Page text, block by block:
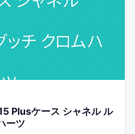
Plusケース シャネル ル
ーツ